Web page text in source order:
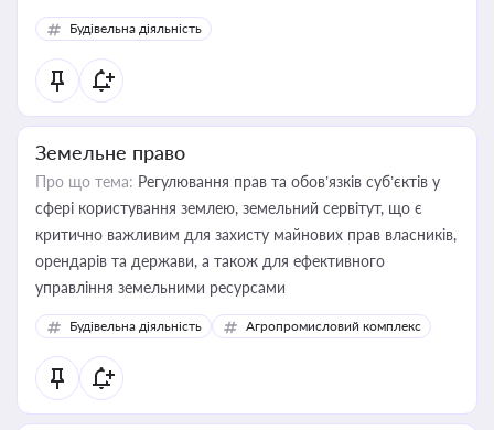
Будівельна діяльність
Земельне право
Про що тема: Регулювання прав та обов’язків суб’єктів у
сфері користування землею, земельний сервітут, що є
критично важливим для захисту майнових прав власників,
орендарів та держави, а також для ефективного
управління земельними ресурсами
Будівельна діяльність Агропромисловий комплекс